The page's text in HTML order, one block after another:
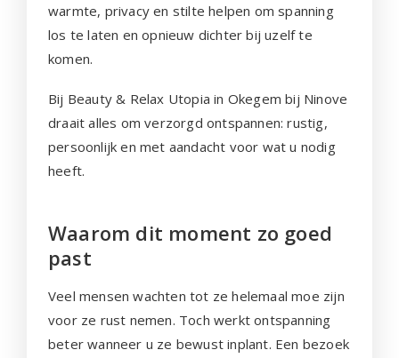
warmte, privacy en stilte helpen om spanning
los te laten en opnieuw dichter bij uzelf te
komen.
Bij Beauty & Relax Utopia in Okegem bij Ninove
draait alles om verzorgd ontspannen: rustig,
persoonlijk en met aandacht voor wat u nodig
heeft.
Waarom dit moment zo goed
past
Veel mensen wachten tot ze helemaal moe zijn
voor ze rust nemen. Toch werkt ontspanning
beter wanneer u ze bewust inplant. Een bezoek